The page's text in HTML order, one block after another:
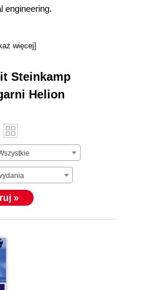
engineering.
więcej]
Steinkamp
Helion
»